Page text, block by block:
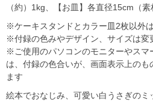
（約）1kg、【お皿】各直径15cm（素
※ケーキスタンドとカラー皿2枚以外
※付録の色みやデザイン、サイズは変
※ご使用のパソコンのモニターやスマ
は、付録の色合いが、画面表示上のも
ます
絵本でおなじみ、可愛い白うさぎのミ